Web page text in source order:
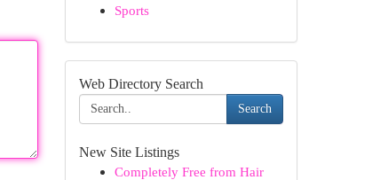
Sports
Web Directory Search
Search
New Site Listings
Completely Free from Hair